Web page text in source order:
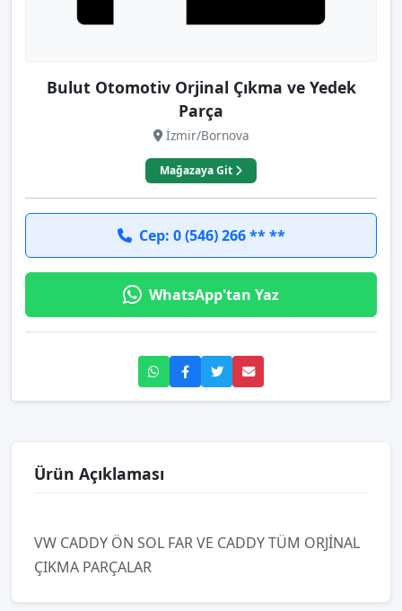
Bulut Otomotiv Orjinal Çıkma ve Yedek
Parça
İzmir/Bornova
Mağazaya Git
Cep: 0 (546) 266 ** **
WhatsApp'tan Yaz
Ürün Açıklaması
VW CADDY ÖN SOL FAR VE CADDY TÜM ORJİNAL
ÇIKMA PARÇALAR